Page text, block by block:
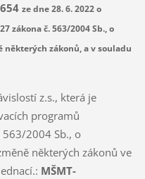
ze dne 28. 6. 2022 o
zákona č. 563/2004 Sb., o
některých zákonů, a v souladu
z.s., která je
programů
2004 Sb., o
některých zákonů ve
MŠMT-